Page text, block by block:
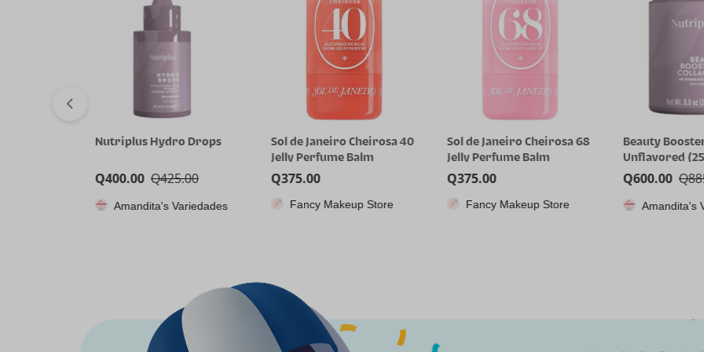
Sol de Janeiro Cheirosa 40
Q375.00
Fancy Makeup Store
Sol de Janeiro Cheirosa 68
Jelly Perfume Balm
Q375.00
Fancy Makeup Store
Beauty Booster Collagen –
Unflavored (250gr)
Q600.00
Amandita's Variedades
RG35XX H,
juegos
Anbernic con
64GTF,
dual, pantalla
Q1,115.85
CPX